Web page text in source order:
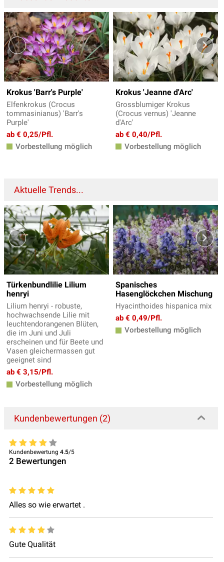
Krokus 'Barr's Purple'
Elfenkrokus (Crocus
tommasinianus) 'Barr's
Purple'
ab € 0,25/Pfl.
Vorbestellung möglich
Krokus 'Jeanne d'Arc'
Grossblumiger Krokus
(Crocus vernus) 'Jeanne
d'Arc'
ab € 0,40/Pfl.
Vorbestellung möglich
Aktuelle Trends...
Türkenbundlilie Lilium
henryi
Lilium henryi - robuste,
hochwachsende Lilie mit
leuchtendorangenen Blüten,
die im Juni und Juli
erscheinen und für Beete und
Vasen gleichermassen gut
geeignet sind
ab € 3,15/Pfl.
Vorbestellung möglich
Spanisches
Hasenglöckchen Mischung
Hyacinthoides hispanica mix
ab € 0,49/Pfl.
Vorbestellung möglich
Kundenbewertungen (2)
Kundenbewertung 4.5/5
2 Bewertungen
Alles so wie erwartet .
Gute Qualität